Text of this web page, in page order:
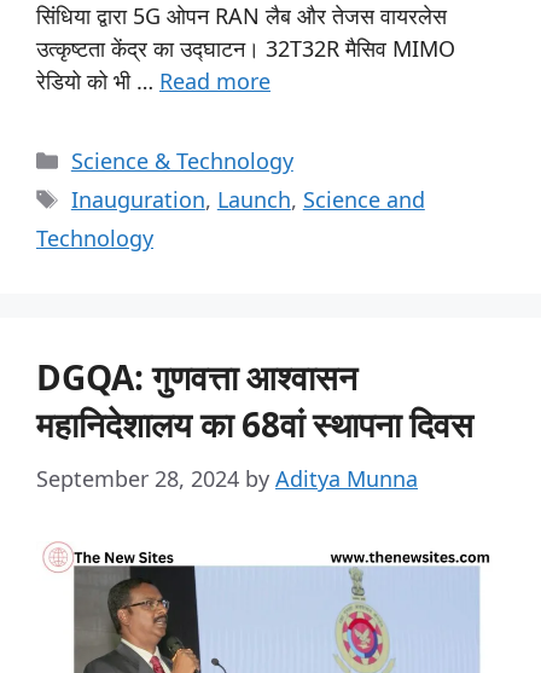
सिंधिया द्वारा 5G ओपन RAN लैब और तेजस वायरलेस
उत्कृष्टता केंद्र का उद्घाटन। 32T32R मैसिव MIMO
रेडियो को भी … Read more
Science & Technology
Inauguration, Launch, Science and
Technology
DGQA: गुणवत्ता आश्वासन
महानिदेशालय का 68वां स्थापना दिवस
September 28, 2024 by Aditya Munna